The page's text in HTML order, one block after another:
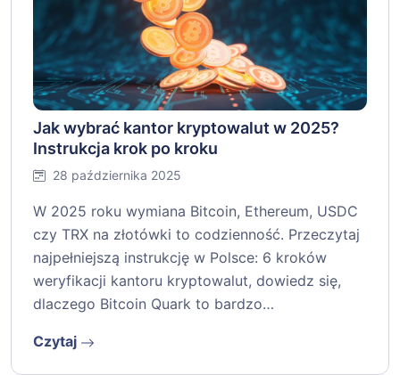
Jak wybrać kantor kryptowalut w 2025?
Instrukcja krok po kroku
28 października 2025
W 2025 roku wymiana Bitcoin, Ethereum, USDC
czy TRX na złotówki to codzienność. Przeczytaj
najpełniejszą instrukcję w Polsce: 6 kroków
weryfikacji kantoru kryptowalut, dowiedz się,
dlaczego Bitcoin Quark to bardzo…
Czytaj